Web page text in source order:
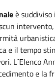
è suddiviso
e il tempo
L´Elenco
e la